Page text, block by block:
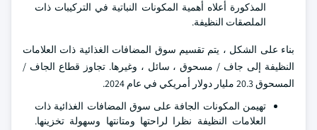
المذكورة أعلاه أهمية المكونات النباتية في التركيبات ذات
الملصقات النظيفة.
بناء على الشكل ، يتم تقسيم سوق المضافات الغذائية ذات العلامات
النظيفة إلى جاف / مسحوق ، سائل ، وغيرها. تجاوز قطاع الجاف /
المسحوق 20.3 مليار دولار أمريكي في عام 2024.
تهيمن المكونات الجافة على سوق المضافات الغذائية ذات
العلامات النظيفة نظرا لراحتها ومتانتها وسهولة تخزينها.